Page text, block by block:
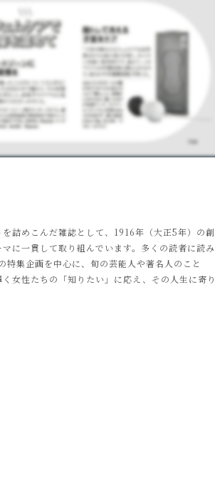
詰めこんだ雑誌として、1916年（大正5年）の創
に一貫して取り組んでいます。多くの読者に読み
集企画を中心に、旬の芸能人や著名人のこと
女性たちの「知りたい」に応え、その人生に寄り